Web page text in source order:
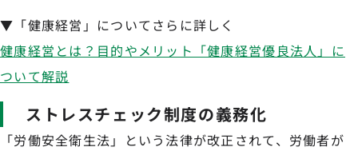
▼「健康経営」についてさらに詳しく
健康経営とは？目的やメリット「健康経営優良法人」に
ついて解説
ストレスチェック制度の義務化
「労働安全衛生法」という法律が改正されて、労働者が